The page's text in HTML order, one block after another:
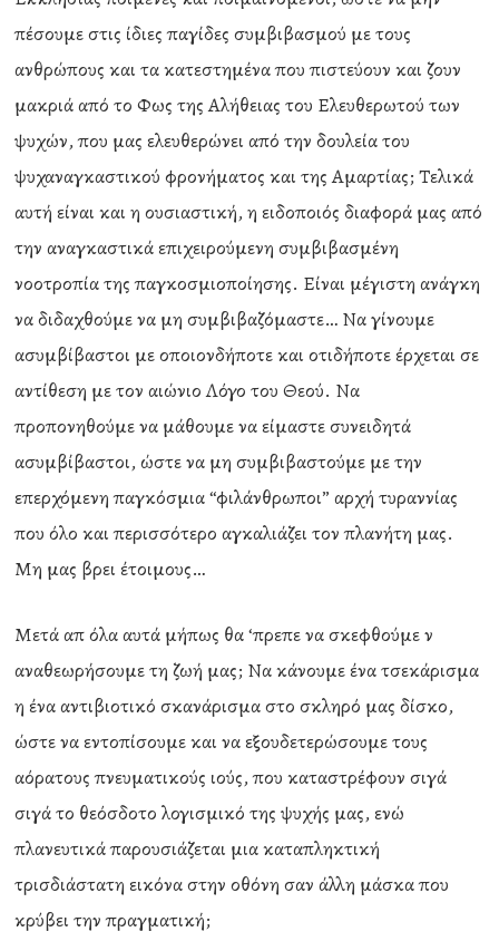
πέσουμε στις ίδιες παγίδες συμβιβασμού με τους
ανθρώπους και τα κατεστημένα που πιστεύουν και ζουν
μακριά από το Φως της Αλήθειας του Ελευθερωτού των
ψυχών, που μας ελευθερώνει από την δουλεία του
ψυχαναγκαστικού φρονήματος και της Αμαρτίας; Τελικά
αυτή είναι και η ουσιαστική, η ειδοποιός διαφορά μας από
την αναγκαστικά επιχειρούμενη συμβιβασμένη
νοοτροπία της παγκοσμιοποίησης. Είναι μέγιστη ανάγκη
να διδαχθούμε να μη συμβιβαζόμαστε… Να γίνουμε
ασυμβίβαστοι με οποιονδήποτε και οτιδήποτε έρχεται σε
αντίθεση με τον αιώνιο Λόγο του Θεού. Να
προπονηθούμε να μάθουμε να είμαστε συνειδητά
ασυμβίβαστοι, ώστε να μη συμβιβαστούμε με την
επερχόμενη παγκόσμια “φιλάνθρωποι” αρχή τυραννίας
που όλο και περισσότερο αγκαλιάζει τον πλανήτη μας.
Μη μας βρει έτοιμους…
Μετά απ όλα αυτά μήπως θα ‘πρεπε να σκεφθούμε ν
αναθεωρήσουμε τη ζωή μας; Να κάνουμε ένα τσεκάρισμα
η ένα αντιβιοτικό σκανάρισμα στο σκληρό μας δίσκο,
ώστε να εντοπίσουμε και να εξουδετερώσουμε τους
αόρατους πνευματικούς ιούς, που καταστρέφουν σιγά
σιγά το θεόσδοτο λογισμικό της ψυχής μας, ενώ
πλανευτικά παρουσιάζεται μια καταπληκτική
τρισδιάστατη εικόνα στην οθόνη σαν άλλη μάσκα που
κρύβει την πραγματική;